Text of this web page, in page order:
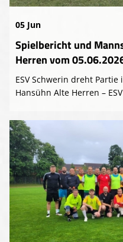
05 Jun
Spielbericht und
Herren vom
ESV Schwerin dreht Partie
Hansühn Alte Herren –